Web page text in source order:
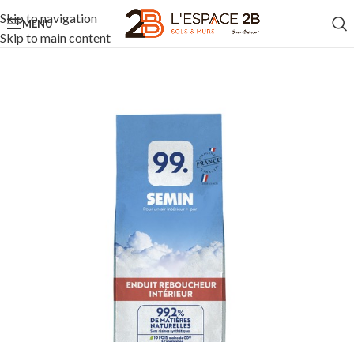
Skip to navigation
Skip to main content
MENU